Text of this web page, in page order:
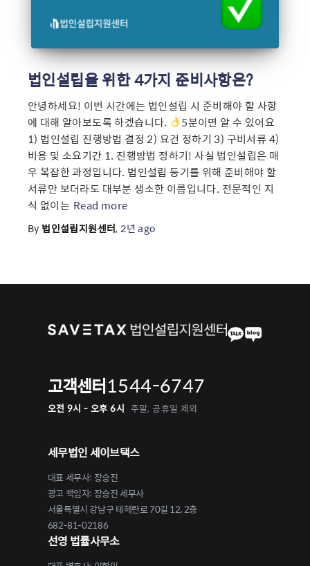
법인설립을 위한 4가지 준비사항은?
안녕하세요! 이번 시간에는 법인설립 시 준비해야 할 사항
에 대해 알아보도록 하겠습니다.
5분이면 알 수 있어요 ​
1) 법인설립 진행방법 결정 2) 요건 정하기 3) 구비서류 4)
비용 및 소요기간 1. 진행방법 정하기! 사실 법인설립은 매
우 복잡한 과정입니다. 법인설립 등기를 위해 준비해야 할
서류만 보더라도 대부분 생소한 이름입니다. 전문적인 지
식 없이는 Read more
By 법인설립지원센터,2년 ago
고객센터1544-6747
오전 9시 - 오후 6시 주말, 공휴일 제외
세무법인 세이브택스
대표 세무사: 장승진
광고 책임자: 장승진 세무사
서울특별시 강남구 테헤란로 70길 12, 2층
682-81-02186
선영 법률사무소